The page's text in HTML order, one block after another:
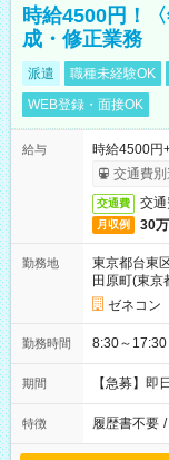
時給4500円！
成・修正業務
派遣 職種未経験OK
WEB登録・面接OK
給与
時給4500
交通費別
交通費 交
月収例 30
勤務地
東京都台東
田原町(東京
ゼネコン
勤務時間 8:30～
期間 【急募】
特徴 履歴書不要 /